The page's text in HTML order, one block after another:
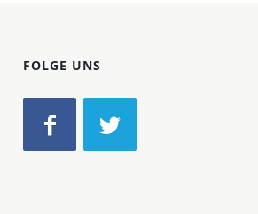
FOLGE UNS